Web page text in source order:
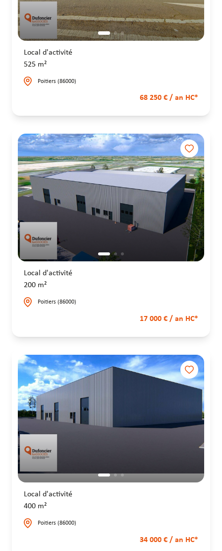
Local d'activité
525 m²
Poitiers (86000)
68 250 € / an HC*
Local d'activité
200 m²
Poitiers (86000)
17 000 € / an HC*
Local d'activité
400 m²
Poitiers (86000)
34 000 € / an HC*